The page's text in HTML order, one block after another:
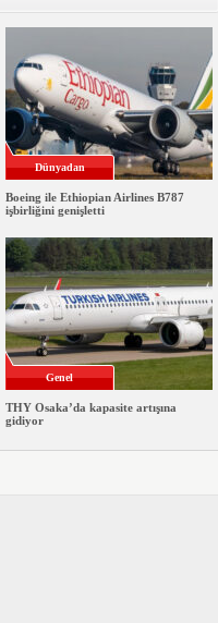
Dünyadan
Boeing ile Ethiopian Airlines B787
işbirliğini genişletti
Genel
THY Osaka’da kapasite artışına
gidiyor